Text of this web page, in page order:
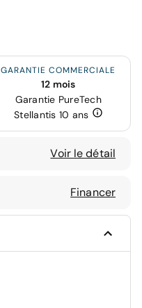
GARANTIE COMMERCIALE
12 mois
Garantie PureTech
Stellantis 10 ans
Voir le détail
Financer